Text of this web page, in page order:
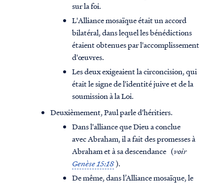
sur la foi.
L'Alliance mosaïque était un accord
bilatéral, dans lequel les bénédictions
étaient obtenues par l'accomplissement
d'œuvres.
Les deux exigeaient la circoncision, qui
était le signe de l'identité juive et de la
soumission à la Loi.
Deuxièmement, Paul parle d'héritiers.
Dans l'alliance que Dieu a conclue
avec Abraham, il a fait des promesses à
Abraham et à sa descendance (voir
Genèse 15:18).
De même, dans l’Alliance mosaïque, le